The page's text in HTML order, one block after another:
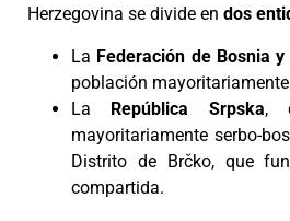
Herzegovina se divide en dos
La Federación de Bosnia y
población
La República Srpska,
mayoritariamente serbo-
Distrito de Brčko, que
compartida.